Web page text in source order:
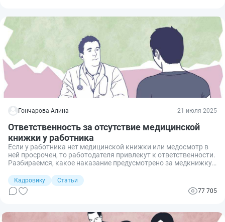
Гончарова Алина 21 июля 2025
Ответственность за отсутствие медицинской
книжки у работника
Если у работника нет медицинской книжки или медосмотр в
ней просрочен, то работодателя привлекут к ответственности.
Разбираемся, какое наказание предусмотрено за медкнижку
избежать привлечения к ответственности.
Кадровику
Статьи
77 705